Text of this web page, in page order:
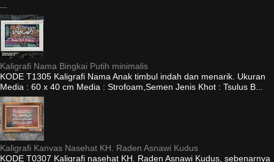
Kaligrafi Nama Bingkai Putih minimalis
KODE T1305 Kaligrafi Nama Anak timbul indah dan menarik. Ukuran
Media : 60 x 40 cm Media : Strofoam,Semen Jenis Khot : Tsulus B...
Kaligrafi Kanvas Nasehat KH. Raden Asnawi Kudus
KODE T0307 Kaligrafi nasehat KH. Raden Asnawi Kudus, sebenarnya